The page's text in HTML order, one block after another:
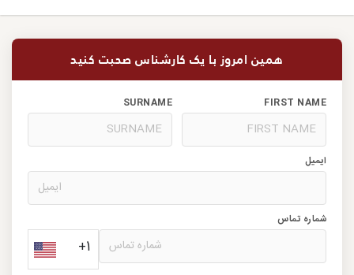
همین امروز با یک کارشناس صحبت کنید
FIRST NAME
SURNAME
ایمیل
شماره تماس
+1